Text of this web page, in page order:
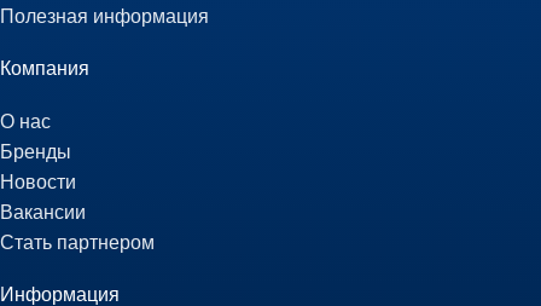
Полезная информация
Компания
О нас
Бренды
Новости
Вакансии
Стать партнером
Информация